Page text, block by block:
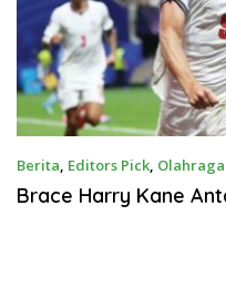
Berita, Editors Pick, Olahraga
Brace Harry Kane